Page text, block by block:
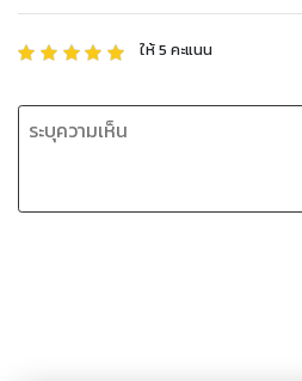
ให้5 คะแนน